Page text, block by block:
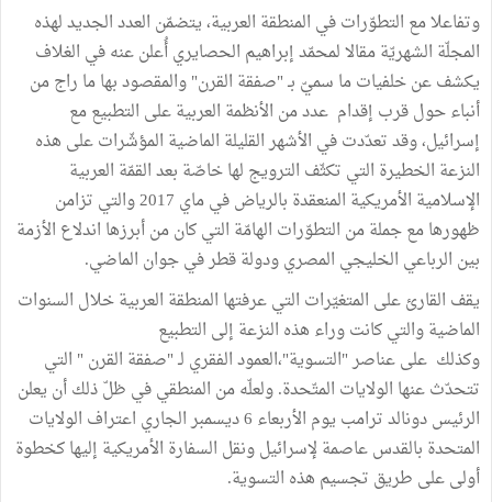
وتفاعلا مع التطوّرات في المنطقة العربية، يتضمّن العدد الجديد لهذه
المجلّة الشهريّة مقالا لمحمّد إبراهيم الحصايري أُعلن عنه في الغلاف
يكشف عن خلفيات ما سميّ بـ "صفقة القرن" والمقصود بها ما راج من
أنباء حول قرب إقدام عدد من الأنظمة العربية على التطبيع مع
إسرائيل، وقد تعدّدت في الأشهر القليلة الماضية المؤشّرات على هذه
النزعة الخطيرة التي تكثّف الترويج لها خاصّة بعد القمّة العربية
الإسلامية الأمريكية المنعقدة بالرياض في ماي 2017 والتي تزامن
ظهورها مع جملة من التطوّرات الهامّة التي كان من أبرزها اندلاع الأزمة
بين الرباعي الخليجي المصري ودولة قطر في جوان الماضي.
يقف القارئ على المتغيّرات التي عرفتها المنطقة العربية خلال السنوات
الماضية والتي كانت وراء هذه النزعة إلى التطبيع
وكذلك على عناصر "التسوية"،العمود الفقري لـ "صفقة القرن " التي
تتحدّث عنها الولايات المتّحدة. ولعلّه من المنطقي في ظلّ ذلك أن يعلن
الرئيس دونالد ترامب يوم الأربعاء 6 ديسمبر الجاري اعتراف الولايات
المتحدة بالقدس عاصمة لإسرائيل ونقل السفارة الأمريكية إليها كخطوة
أولى على طريق تجسيم هذه التسوية.